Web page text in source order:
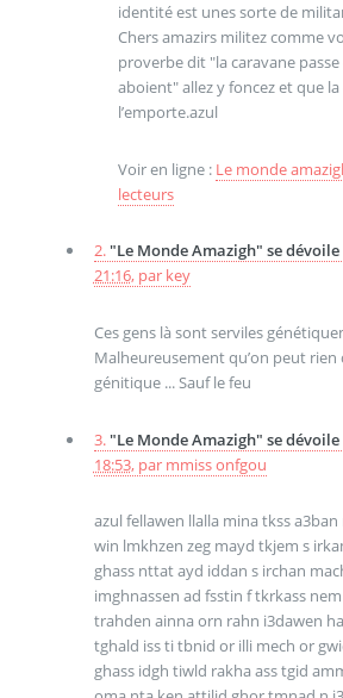
identité est unes sorte de
Chers amazirs militez comme
proverbe dit "la caravane passe
aboient" allez y foncez et que la
l’emporte.azul
Voir en ligne : Le monde
lecteurs
2. "Le Monde Amazigh" se dévoile
21:16, par key
Ces gens là sont serviles
Malheureusement qu’on peut rien
génitique ... Sauf le feu
3. "Le Monde Amazigh" se dévoile
18:53, par mmiss onfgou
azul fellawen llalla mina tkss
win lmkhzen zeg mayd tkjem s
ghass nttat ayd iddan s irchan
imghnassen ad fsstin f tkrkass
trahden ainna orn rahn i3dawen
tghald iss ti tbnid or illi mech or
ghass idgh tiwld rakha ass tgid